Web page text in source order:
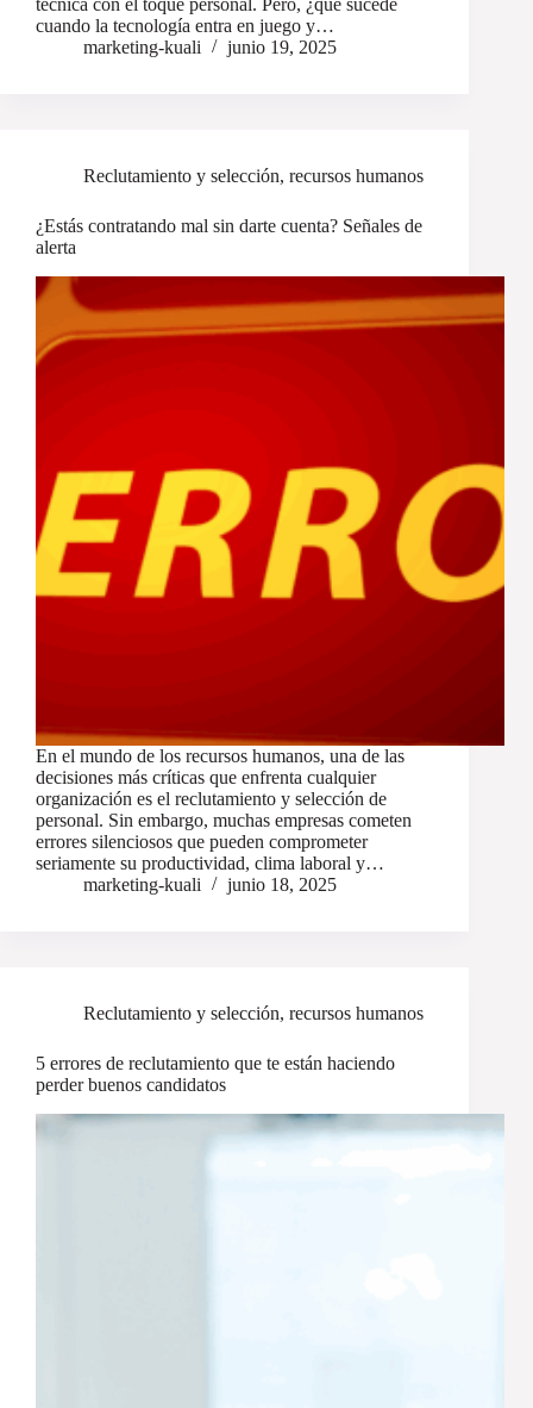
técnica con el toque personal. Pero, ¿qué sucede
cuando la tecnología entra en juego y…
marketing-kuali
junio 19, 2025
Reclutamiento y selección, recursos humanos
¿Estás contratando mal sin darte cuenta? Señales de
alerta
En el mundo de los recursos humanos, una de las
decisiones más críticas que enfrenta cualquier
organización es el reclutamiento y selección de
personal. Sin embargo, muchas empresas cometen
errores silenciosos que pueden comprometer
seriamente su productividad, clima laboral y…
marketing-kuali
junio 18, 2025
Reclutamiento y selección, recursos humanos
5 errores de reclutamiento que te están haciendo
perder buenos candidatos